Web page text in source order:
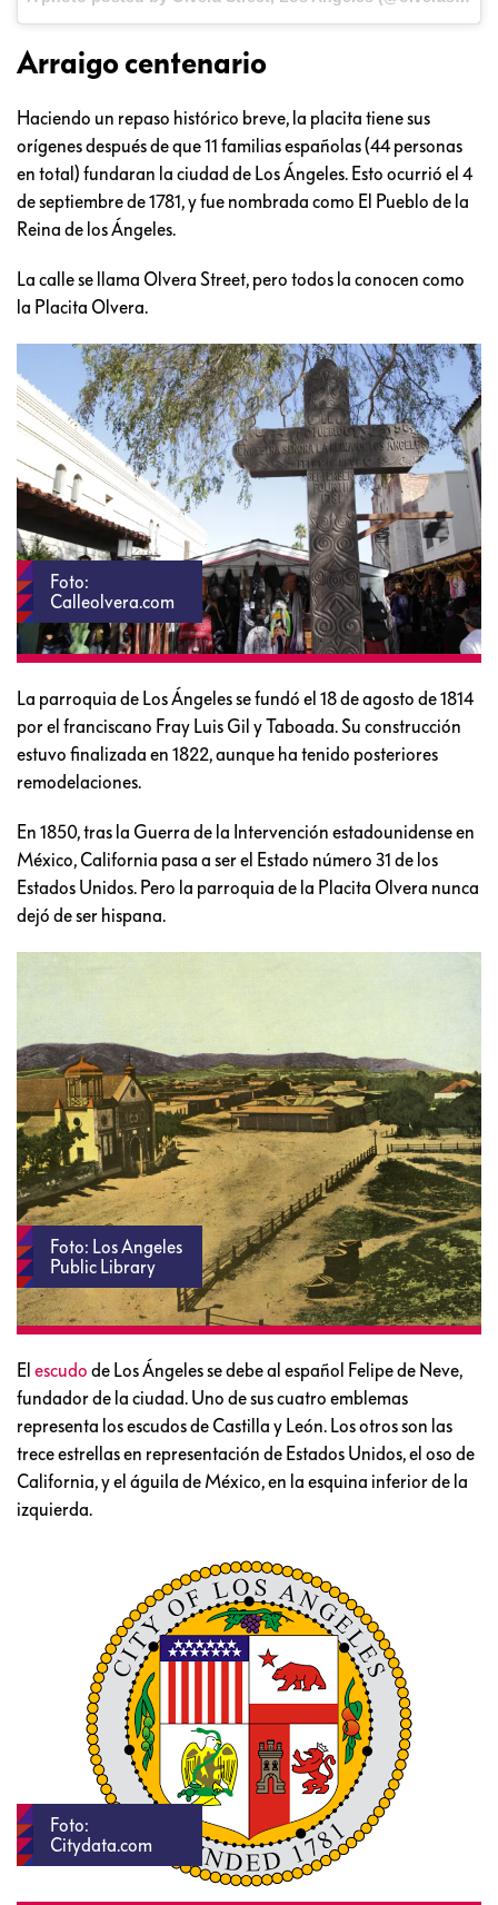
Arraigo centenario
Haciendo un repaso histórico breve, la placita tiene sus
orígenes después de que 11 familias españolas (44 personas
en total) fundaran la ciudad de Los Ángeles. Esto ocurrió el 4
de septiembre de 1781, y fue nombrada como El Pueblo de la
Reina de los Ángeles.
La calle se llama Olvera Street, pero todos la conocen como
la Placita Olvera.
Foto:
Calleolvera.com
La parroquia de Los Ángeles se fundó el 18 de agosto de 1814
por el franciscano Fray Luis Gil y Taboada. Su construcción
estuvo finalizada en 1822, aunque ha tenido posteriores
remodelaciones.
En 1850, tras la Guerra de la Intervención estadounidense en
México, California pasa a ser el Estado número 31 de los
Estados Unidos. Pero la parroquia de la Placita Olvera nunca
dejó de ser hispana.
Foto: Los Angeles
Public Library
El escudo de Los Ángeles se debe al español Felipe de Neve,
fundador de la ciudad. Uno de sus cuatro emblemas
representa los escudos de Castilla y León. Los otros son las
trece estrellas en representación de Estados Unidos, el oso de
California, y el águila de México, en la esquina inferior de la
izquierda.
Foto:
Citydata.com